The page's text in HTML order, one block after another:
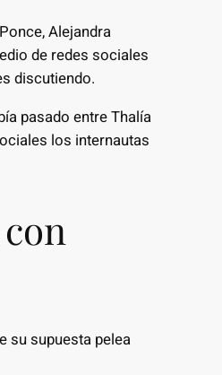
Alejandra
de redes sociales
discutiendo.
pasado entre Thalía
los internautas
su supuesta pelea